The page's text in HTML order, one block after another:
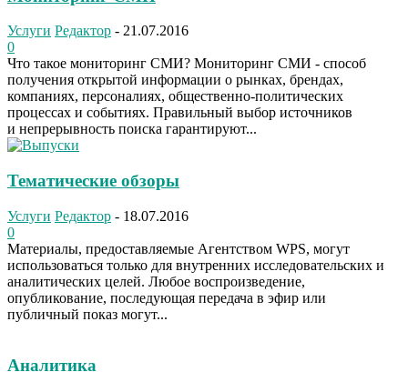
Услуги Редактор - 21.07.2016
0
Что такое мониторинг СМИ? Мониторинг СМИ - способ
получения открытой информации о рынках, брендах,
компаниях, персоналиях, общественно-политических
процессах и событиях. Правильный выбор источников
и непрерывность поиска гарантируют...
Тематические обзоры
Услуги Редактор - 18.07.2016
0
Материалы, предоставляемые Агентством WPS, могут
использоваться только для внутренних исследовательских и
аналитических целей. Любое воспроизведение,
опубликование, последующая передача в эфир или
публичный показ могут...
Аналитика